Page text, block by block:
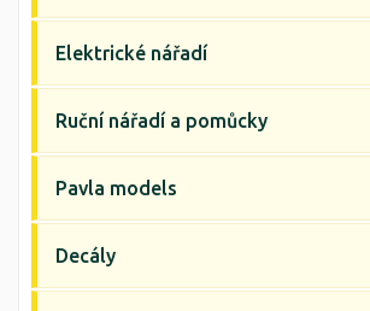
Elektrické nářadí
Ruční nářadí a pomůcky
Pavla models
Decály